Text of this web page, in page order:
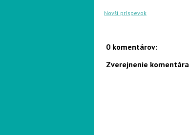
Novší príspevok
0 komentárov:
Zverejnenie komentára